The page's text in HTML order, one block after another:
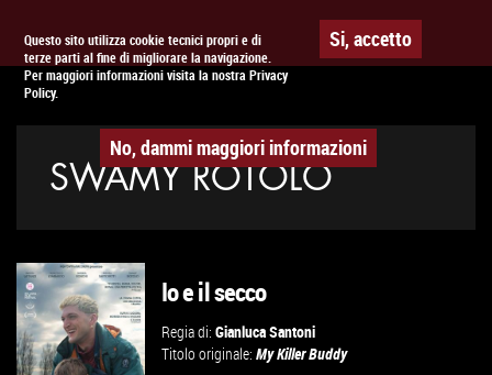
Questo sito utilizza cookie tecnici propri e di
terze parti al fine di migliorare la navigazione.
Per maggiori informazioni visita la nostra Privacy
Policy.
Si, accetto
No, dammi maggiori informazioni
APPUNTAMENTO AL CINEMA
SWAMY ROTOLO
Io e il secco
Regia di:Gianluca Santoni
Titolo originale:My Killer Buddy